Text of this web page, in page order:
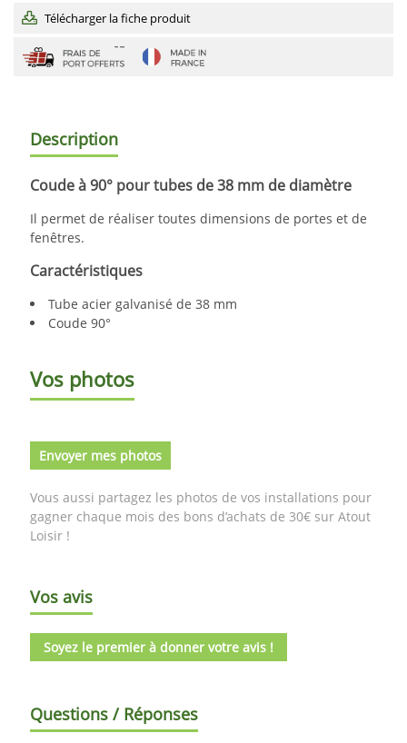
Télécharger la fiche produit
Description
Coude à 90° pour tubes de 38 mm de diamètre
Il permet de réaliser toutes dimensions de portes et de
fenêtres.
Caractéristiques
Tube acier galvanisé de 38 mm
Coude 90°
Vos photos
Envoyer mes photos
Vous aussi partagez les photos de vos installations pour
gagner chaque mois des bons d’achats de 30€ sur Atout
Loisir !
Vos avis
Soyez le premier à donner votre avis !
Questions / Réponses